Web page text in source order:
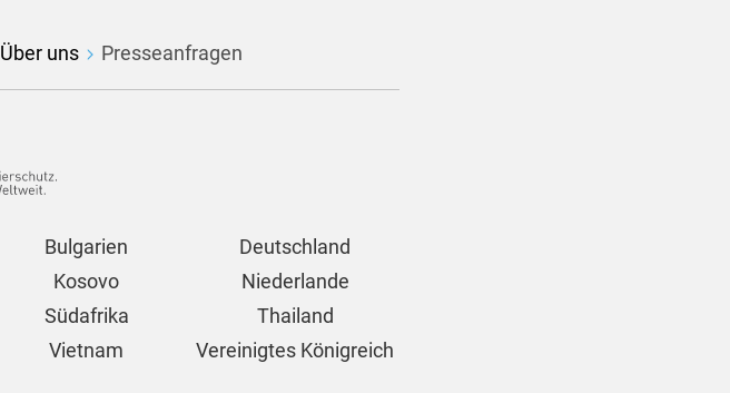
Über uns Presseanfragen
Bulgarien
Deutschland
Kosovo
Niederlande
Südafrika
Thailand
Vietnam Vereinigtes Königreich